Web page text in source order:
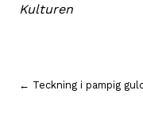
Kulturen
← Teckning i pampig